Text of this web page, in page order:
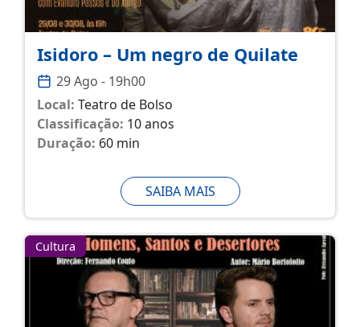
Isidoro – Um negro de Quilate
29 Ago - 19h00
Local: Teatro de Bolso
Classificação: 10 anos
Duração: 60 min
SAIBA MAIS
Cultura